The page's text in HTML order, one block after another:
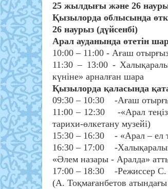
25 жылдығы және 26
Қызылорда облысында
26 наурыз (дүйсенбі)
Арал ауданында өтетін
10:00 – 11:00 - Ағаш
11:30 – 13:00 -
күніне» арналған шара
Қызылорда қаласында
09:30 – 10:30 -Ағаш
11:00 – 12:30 -«Арал
тарихи-өлкетану музейі)
15:30 – 16:30 - «Арал – ел
16:30 – 17:00 -
«Әлем назары - Аралда»
17:00 – 18:30 -Режиссер С.
(А. Тоқмағанбетов